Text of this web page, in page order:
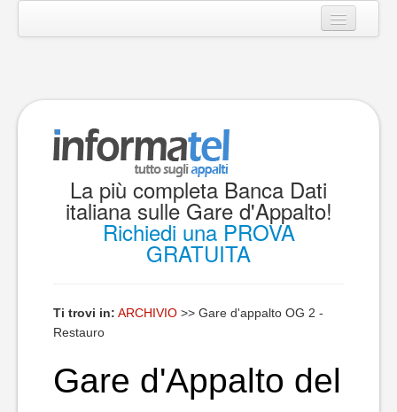
Bandi per Provincia
Bandi per Città
Bandi per Settore
La più completa Banca Dati
italiana sulle Gare d'Appalto!
Richiedi una PROVA
GRATUITA
Ti trovi in: ARCHIVIO >> Gare d'appalto OG 2 -
Restauro
Gare d'Appalto del